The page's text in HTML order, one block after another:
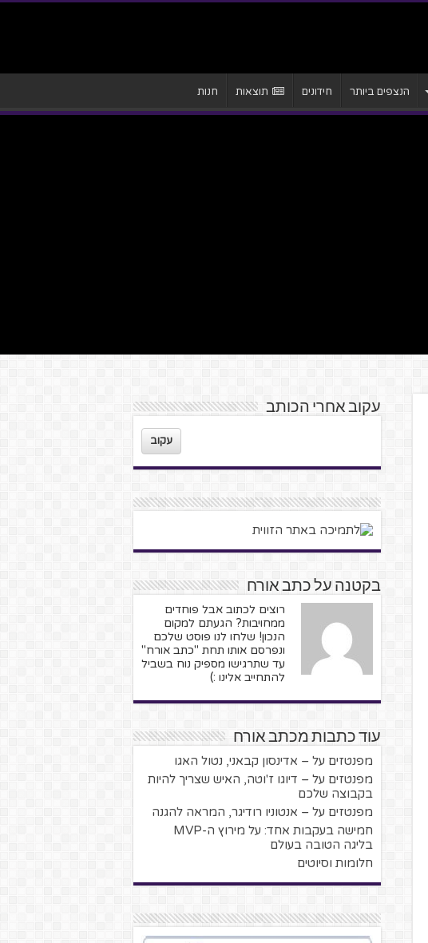
הנצפים ביותר חידונים תוצאות חנות
עקוב אחרי הכותב
עקוב
בקטנה על כתב אורח
רוצים לכתוב אבל פוחדים
ממחויבות? הגעתם למקום
הנכון! שלחו לנו פוסט שלכם
ונפרסם אותו תחת "כתב אורח"
עד שתרגישו מספיק נוח בשביל
להתחייב אלינו :)
עוד כתבות מכתב אורח
מפנטזים על – אדינסון קבאני, נטול האגו
מפנטזים על – דיוגו ז'וטה, האיש שצריך להיות
בקבוצה שלכם
מפנטזים על – אנטוניו רודיגר, המראה להגנה
חמישה בעקבות אחד: על מירוץ ה-MVP
בליגה הטובה בעולם
חלומות וסיוטים